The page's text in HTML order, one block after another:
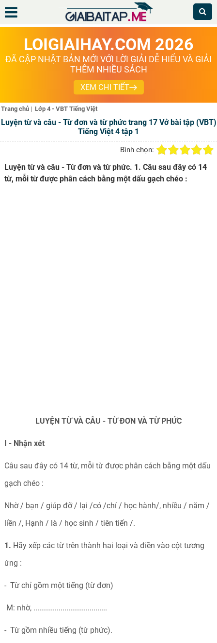
LOIGIAIHAY.COM 2026
ĐÃ CẬP NHẬT BẢN MỚI VỚI LỜI GIẢI DỄ HIỂU VÀ GIẢI
THÊM NHIỀU SÁCH
XEM CHI TIẾT
Trang chủ | Lớp 4 - VBT Tiếng Việt
Luyện từ và câu - Từ đơn và từ phức trang 17 Vở bài tập (VBT)
Tiếng Việt 4 tập 1
Bình chọn:
Luyện từ và câu - Từ đơn và từ phức. 1. Câu sau đây có 14
từ, mỗi từ được phân cách bằng một dấu gạch chéo :
LUYỆN TỪ VÀ CÂU - TỪ ĐƠN VÀ TỪ PHỨC
I - Nhận xét
Câu sau đây có 14 từ, mỗi từ được phân cách bằng một dấu
gạch chéo :
Nhờ / bạn / giúp đỡ / lại /có /chí / học hành/, nhiều / năm /
liền /, Hạnh / là / học sinh / tiên tiến /.
1. Hãy xếp các từ trên thành hai loại và điền vào cột tương
ứng :
- Từ chỉ gồm một tiếng (từ đơn)
M: nhờ, ......................................
- Từ gồm nhiều tiếng (từ phức).